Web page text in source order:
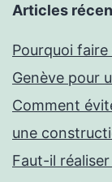
Articles
Pourquoi
Genève pour
Comment
une
Faut-il